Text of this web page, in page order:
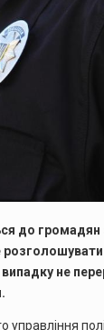
до громадян
не